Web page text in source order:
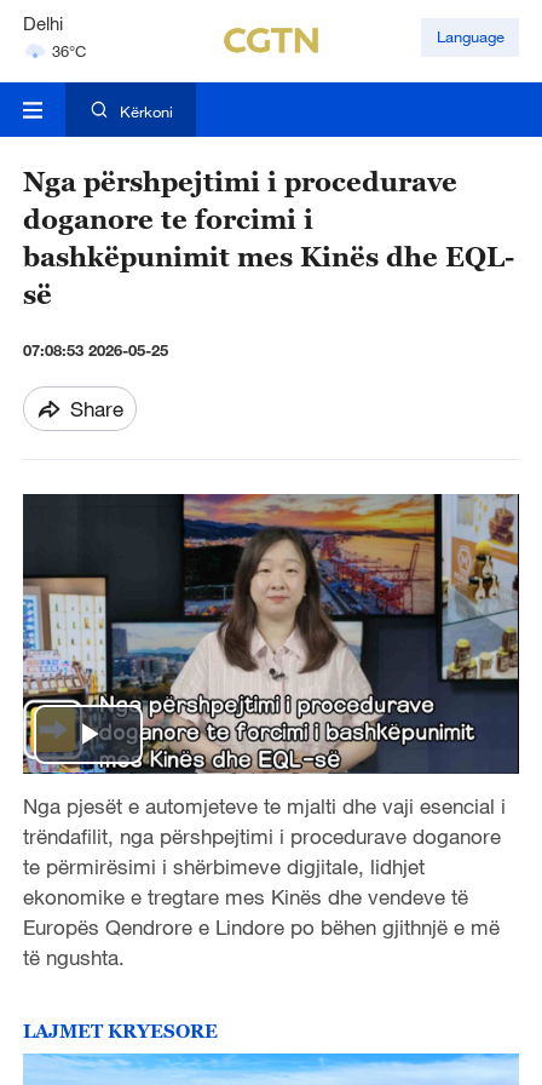
Delhi
36°C
Hyderabad
Language
Kërkoni
Nga përshpejtimi i procedurave
doganore te forcimi i
bashkëpunimit mes Kinës dhe EQL-
së
07:08:53 2026-05-25
Share
P
l
a
y
i
Nga pjesët e automjeteve te mjalti dhe vaji esencial i
trëndafilit, nga përshpejtimi i procedurave doganore
te përmirësimi i shërbimeve digjitale, lidhjet
ekonomike e tregtare mes Kinës dhe vendeve të
Europës Qendrore e Lindore po bëhen gjithnjë e më
të ngushta.
LAJMET KRYESORE